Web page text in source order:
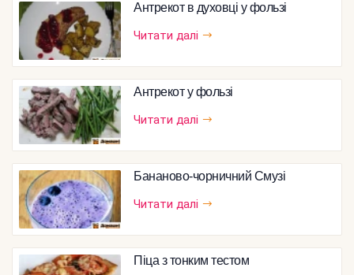
Антрекот в духовці у фользі
Читати далі
Антрекот у фользі
Читати далі
Бананово-чорничний Смузі
Читати далі
Піца з тонким тестом